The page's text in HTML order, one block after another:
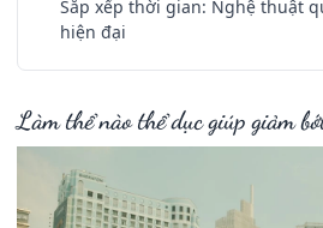
Sắp xếp thời gian: Nghệ thuật
hiện đại
Làm thể nào thể dục giúp giảm